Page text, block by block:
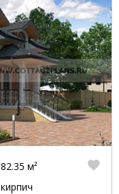
82.35 м²
кирпич